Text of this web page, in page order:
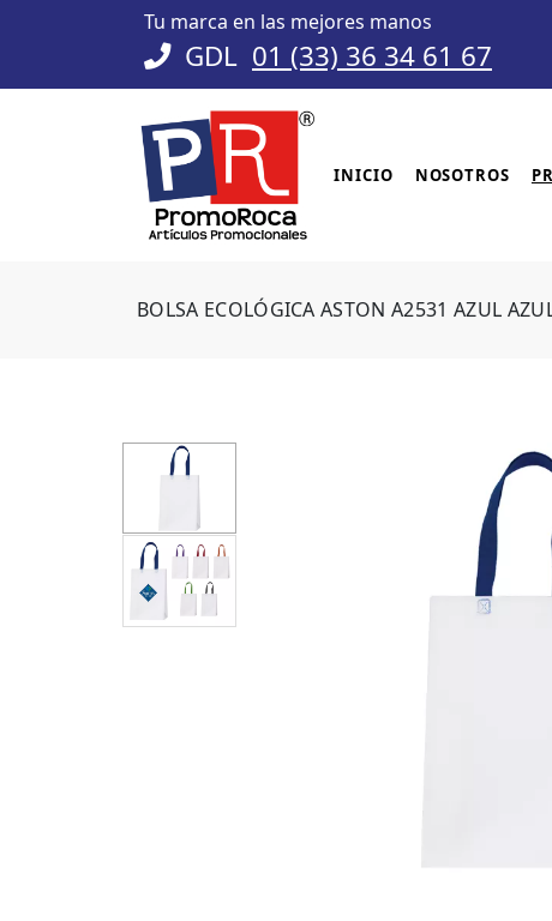
Tu marca en las mejores manos
GDL 01 (33) 36 34 61 67
INICIO NOSOTROS
BOLSA ECOLÓGICA ASTON A2531 AZUL